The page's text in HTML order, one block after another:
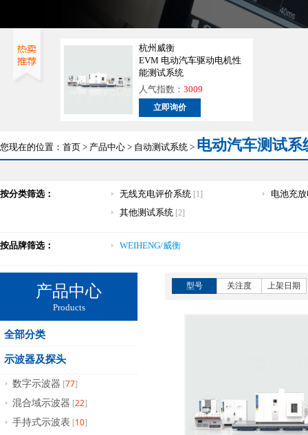
杭州威衡
EVM 电动汽车驱动电机性
能测试系统
人气指数： 3009
立即询价
您现在的位置： 首页 > 产品中心 > 自动测试系统 > 电动汽车测试系
按分类筛选： 无线充电评价系统 [1]
电池充
其他测试系统 [2]
按品牌筛选： WEIHENG/威衡
产品中心
Products
全部分类
示波器及探头
数字示波器 [77]
混合域示波器 [22]
手持式示波表 [10]
型号 关注度 上架日期